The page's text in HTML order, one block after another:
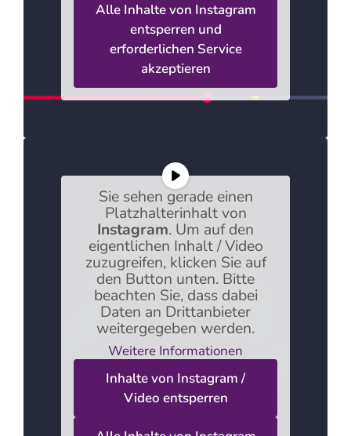
Alle Inhalte von Instagram
entsperren und
erforderlichen Service
akzeptieren
Sie sehen gerade einen
Platzhalterinhalt von
Instagram. Um auf den
eigentlichen Inhalt / Video
zuzugreifen, klicken Sie auf
den Button unten. Bitte
beachten Sie, dass dabei
Daten an Drittanbieter
weitergegeben werden.
Weitere Informationen
Inhalte von Instagram /
Video entsperren